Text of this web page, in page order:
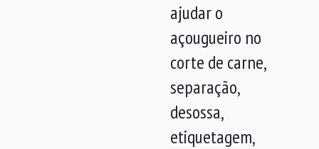
ajudar o
açougueiro no
corte de carne,
separação,
desossa,
etiquetagem,